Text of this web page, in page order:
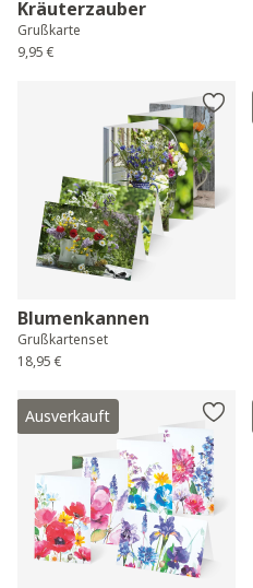
Kräuterzauber
Grußkarte
9,95 €
Blumenkannen
Grußkartenset
18,95 €
Ausverkauft